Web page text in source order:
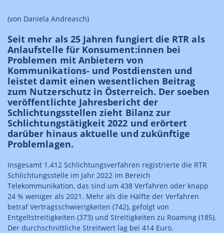
(von Daniela Andreasch)
Seit mehr als 25 Jahren fungiert die RTR als
Anlaufstelle für Konsument:innen bei
Problemen mit Anbietern von
Kommunikations- und Postdiensten und
leistet damit einen wesentlichen Beitrag
zum Nutzerschutz in Österreich. Der soeben
veröffentlichte Jahresbericht der
Schlichtungsstellen zieht Bilanz zur
Schlichtungstätigkeit 2022 und erörtert
darüber hinaus aktuelle und zukünftige
Problemlagen.
Insgesamt 1.412 Schlichtungsverfahren registrierte die RTR
Schlichtungsstelle im Jahr 2022 im Bereich
Telekommunikation, das sind um 438 Verfahren oder knapp
24 % weniger als 2021. Mehr als die Hälfte der Verfahren
betraf Vertragsschwierigkeiten (742), gefolgt von
Entgeltstreitigkeiten (373) und Streitigkeiten zu Roaming (185).
Der durchschnittliche Streitwert lag bei 414 Euro.